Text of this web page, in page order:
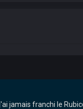
jamais franchi le